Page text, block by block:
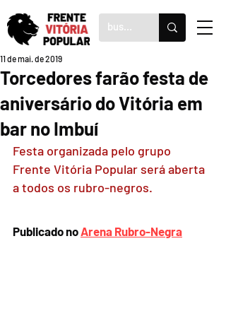
Torcedores farão festa de
aniversário do Vitória em
bar no Imbuí
11 de mai. de 2019
Festa organizada pelo grupo
Frente Vitória Popular será aberta
a todos os rubro-negros.
Publicado no Arena Rubro-Negra